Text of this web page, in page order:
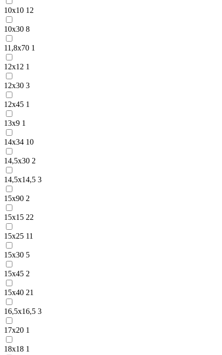
10х10 12
10х30 8
11,8х70 1
12х12 1
12х30 3
12х45 1
13х9 1
14х34 10
14,5х30 2
14,5х14,5 3
15х90 2
15х15 22
15х25 11
15х30 5
15х45 2
15х40 21
16,5х16,5 3
17х20 1
18х18 1